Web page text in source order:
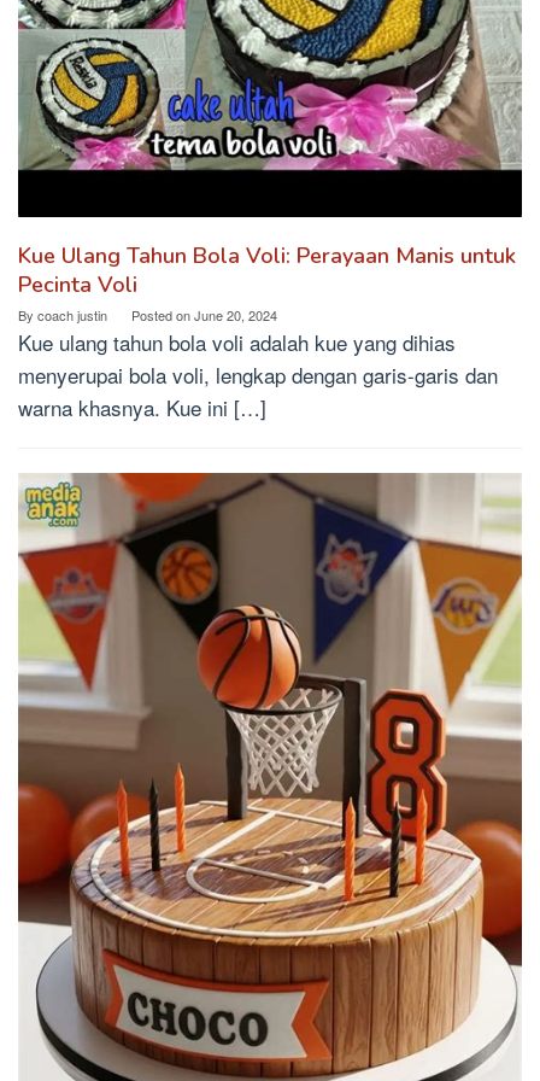
Kue Ulang Tahun Bola Voli: Perayaan Manis untuk
Pecinta Voli
By coach justin Posted onJune 20, 2024
Kue ulang tahun bola voli adalah kue yang dihias
menyerupai bola voli, lengkap dengan garis-garis dan
warna khasnya. Kue ini […]